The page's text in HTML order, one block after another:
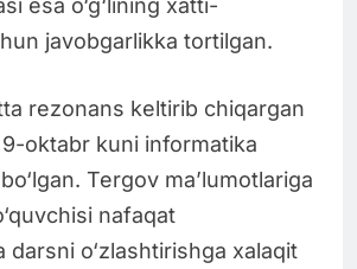
esa o‘g‘lining xatti-
javobgarlikka tortilgan.
rezonans keltirib chiqargan
oktabr kuni informatika
Tergov ma’lumotlariga
nafaqat
darsni o‘zlashtirishga xalaqit